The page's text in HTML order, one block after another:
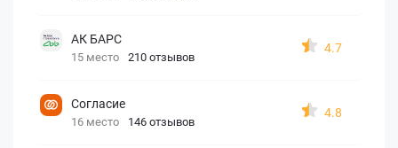
АК БАРС
15 место 210 отзывов
4.7
Согласие
16 место 146 отзывов
4.8